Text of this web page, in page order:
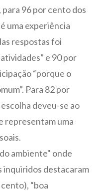
96 por cento dos
uma experiência
respostas foi
e 90 por
“porque o
Para 82 por
deveu-se ao
representam uma
ambiente" onde
inquiridos destacaram
“boa